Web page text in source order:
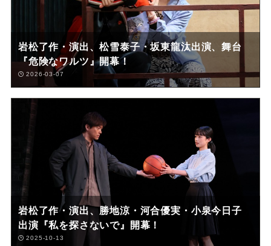
岩松了作・演出、松雪泰子・坂東龍汰出演、舞台
『危険なワルツ』開幕！
2026-03-07
岩松了作・演出、勝地涼・河合優実・小泉今日子
出演『私を探さないで』開幕！
2025-10-13